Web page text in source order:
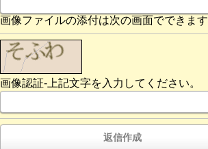
画像ファイルの添付は次の画面でできます
画像認証-上記文字を入力してください。